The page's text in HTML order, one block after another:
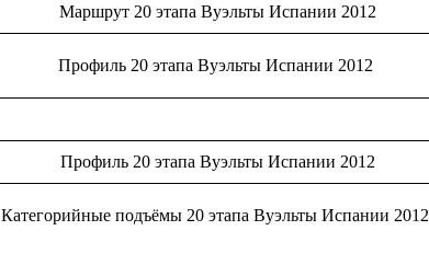
Маршрут 20 этапа Вуэльты Испании 2012
Профиль 20 этапа Вуэльты Испании 2012
Профиль 20 этапа Вуэльты Испании 2012
Категорийные подъёмы 20 этапа Вуэльты Испании 2012